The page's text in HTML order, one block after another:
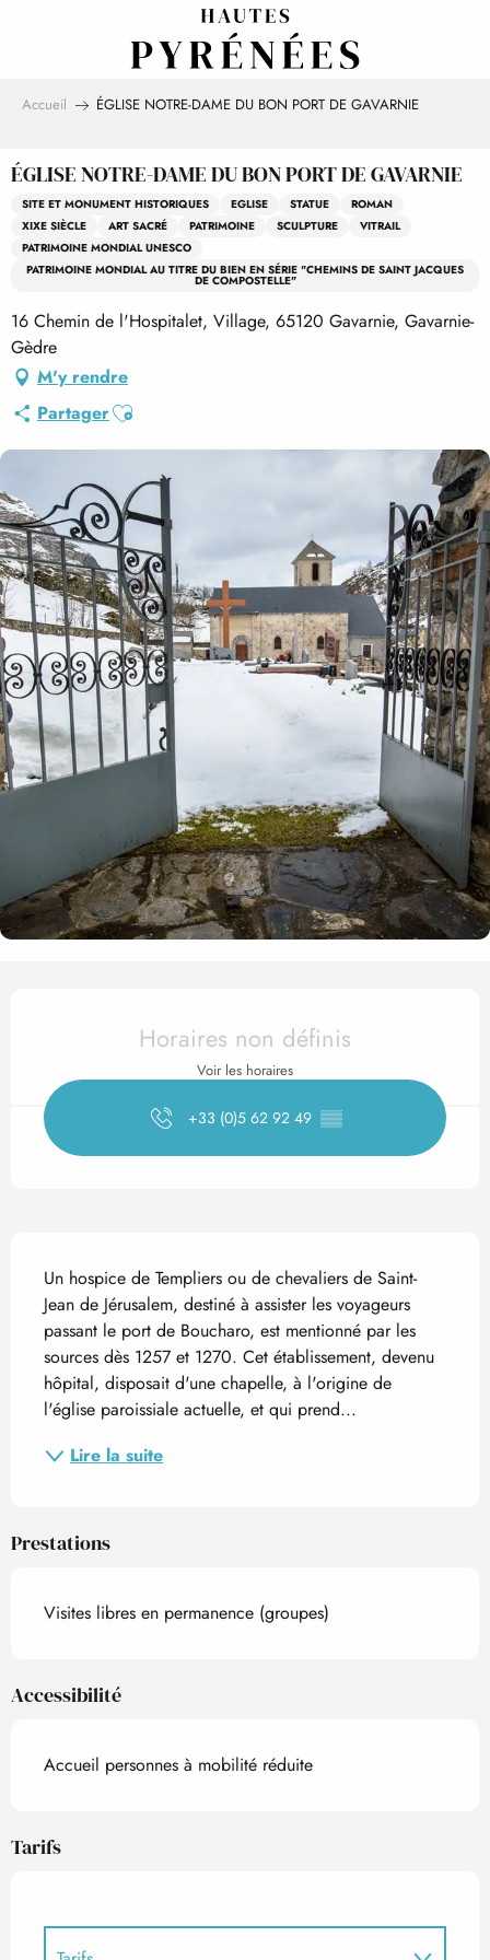
Accueil ÉGLISE NOTRE-DAME DU BON PORT DE GAVARNIE
ÉGLISE NOTRE-DAME DU BON PORT DE GAVARNIE
SITE ET MONUMENT HISTORIQUES EGLISE STATUE
ROMAN
XIXE SIÈCLE
ART SACRÉ PATRIMOINE SCULPTURE
VITRAIL
PATRIMOINE MONDIAL UNESCO
PATRIMOINE MONDIAL AU TITRE DU BIEN EN SÉRIE "CHEMINS DE SAINT JACQUES
DE COMPOSTELLE"
16 Chemin de l'Hospitalet, Village, 65120 Gavarnie, Gavarnie-
Gèdre
M'y rendre
PartagerAjouter aux favoris
Ouverture et coordonnées
Horaires non définis
Voir les horaires
+33 (0)5 62 92 49 ▒▒
Description
Un hospice de Templiers ou de chevaliers de Saint-
Jean de Jérusalem, destiné à assister les voyageurs
passant le port de Boucharo, est mentionné par les
sources dès 1257 et 1270. Cet établissement, devenu
hôpital, disposait d'une chapelle, à l'origine de
l'église paroissiale actuelle, et qui prend...
Lire la suite
Prestations
Visites libres en permanence (groupes)
Accessibilité
Accueil personnes à mobilité réduite
Tarifs